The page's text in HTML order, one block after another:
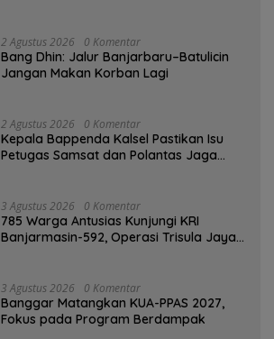
2 Agustus 2026 0 Komentar
Bang Dhin: Jalur Banjarbaru–Batulicin
Jangan Makan Korban Lagi
2 Agustus 2026 0 Komentar
Kepala Bappenda Kalsel Pastikan Isu
Petugas Samsat dan Polantas Jaga
3 Agustus 2026 0 Komentar
785 Warga Antusias Kunjungi KRI
Banjarmasin-592, Operasi Trisula Jaya
3 Agustus 2026 0 Komentar
‎Banggar Matangkan KUA-PPAS 2027,
Fokus pada Program Berdampak